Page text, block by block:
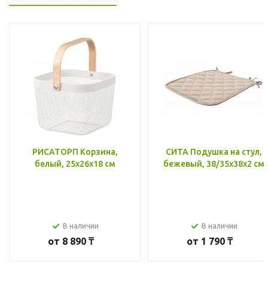
РИСАТОРП Корзина,
белый, 25x26x18 см
В наличии
от 8 890 ₸
СИТА Подушка на стул,
бежевый, 38/35x38x2 см
В наличии
от 1 790 ₸